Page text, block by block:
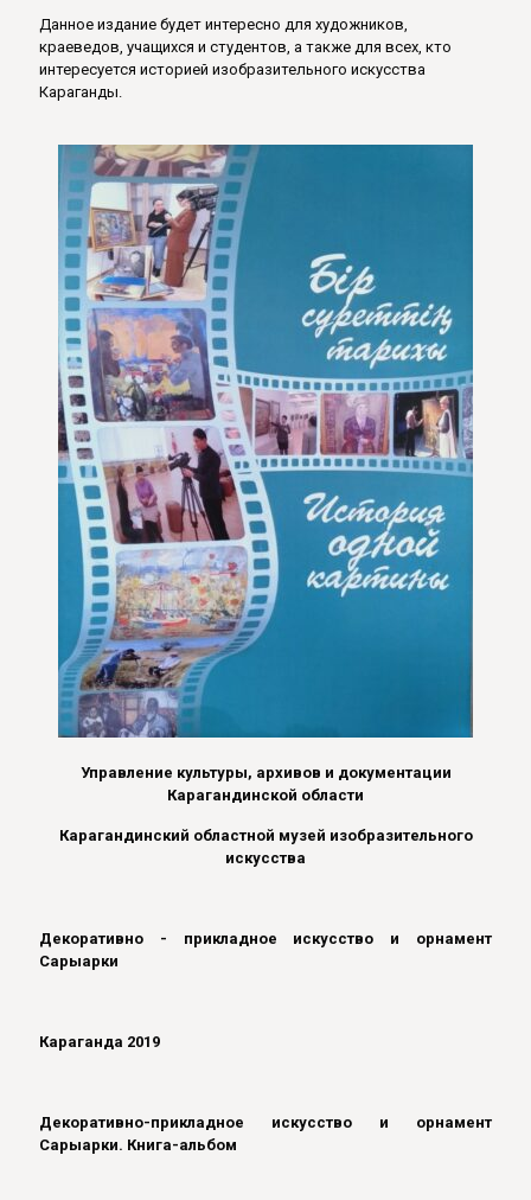
Данное издание будет интересно для художников,
краеведов, учащихся и студентов, а также для всех, кто
интересуется историей изобразительного искусства
Караганды.
Управление культуры, архивов и документации
Карагандинской области
Карагандинский областной музей изобразительного
искусства
Декоративно -
прикладное искусство и орнамент
Сарыарки
Караганда 2019
Декоративно-прикладное искусство и орнамент
Сарыарки. Книга-альбом